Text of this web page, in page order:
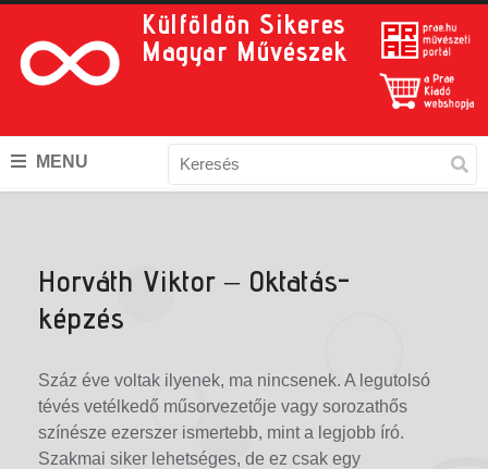
Külföldön Sikeres
Magyar Művészek
MENU
Horváth Viktor – Oktatás-
képzés
Száz éve voltak ilyenek, ma nincsenek. A legutolsó
tévés vetélkedő műsorvezetője vagy sorozathős
színésze ezerszer ismertebb, mint a legjobb író.
Szakmai siker lehetséges, de ez csak egy